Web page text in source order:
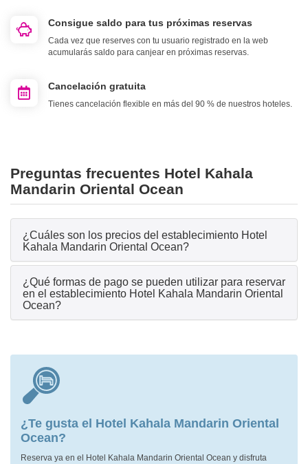
Consigue saldo para tus próximas reservas
Cada vez que reserves con tu usuario registrado en la web
acumularás saldo para canjear en próximas reservas.
Cancelación gratuita
Tienes cancelación flexible en más del 90 % de nuestros hoteles.
Preguntas frecuentes Hotel Kahala
Mandarin Oriental Ocean
¿Cuáles son los precios del establecimiento Hotel
Kahala Mandarin Oriental Ocean?
¿Qué formas de pago se pueden utilizar para reservar
en el establecimiento Hotel Kahala Mandarin Oriental
Ocean?
¿Te gusta el Hotel Kahala Mandarin Oriental
Ocean?
Reserva ya en el Hotel Kahala Mandarin Oriental Ocean y disfruta